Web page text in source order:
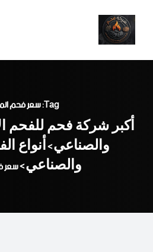
content
Tag: سعر فحم المشاوي
أكبر شركة فحم للفحم
والصناعي>أنواع
والصناعي>سعر